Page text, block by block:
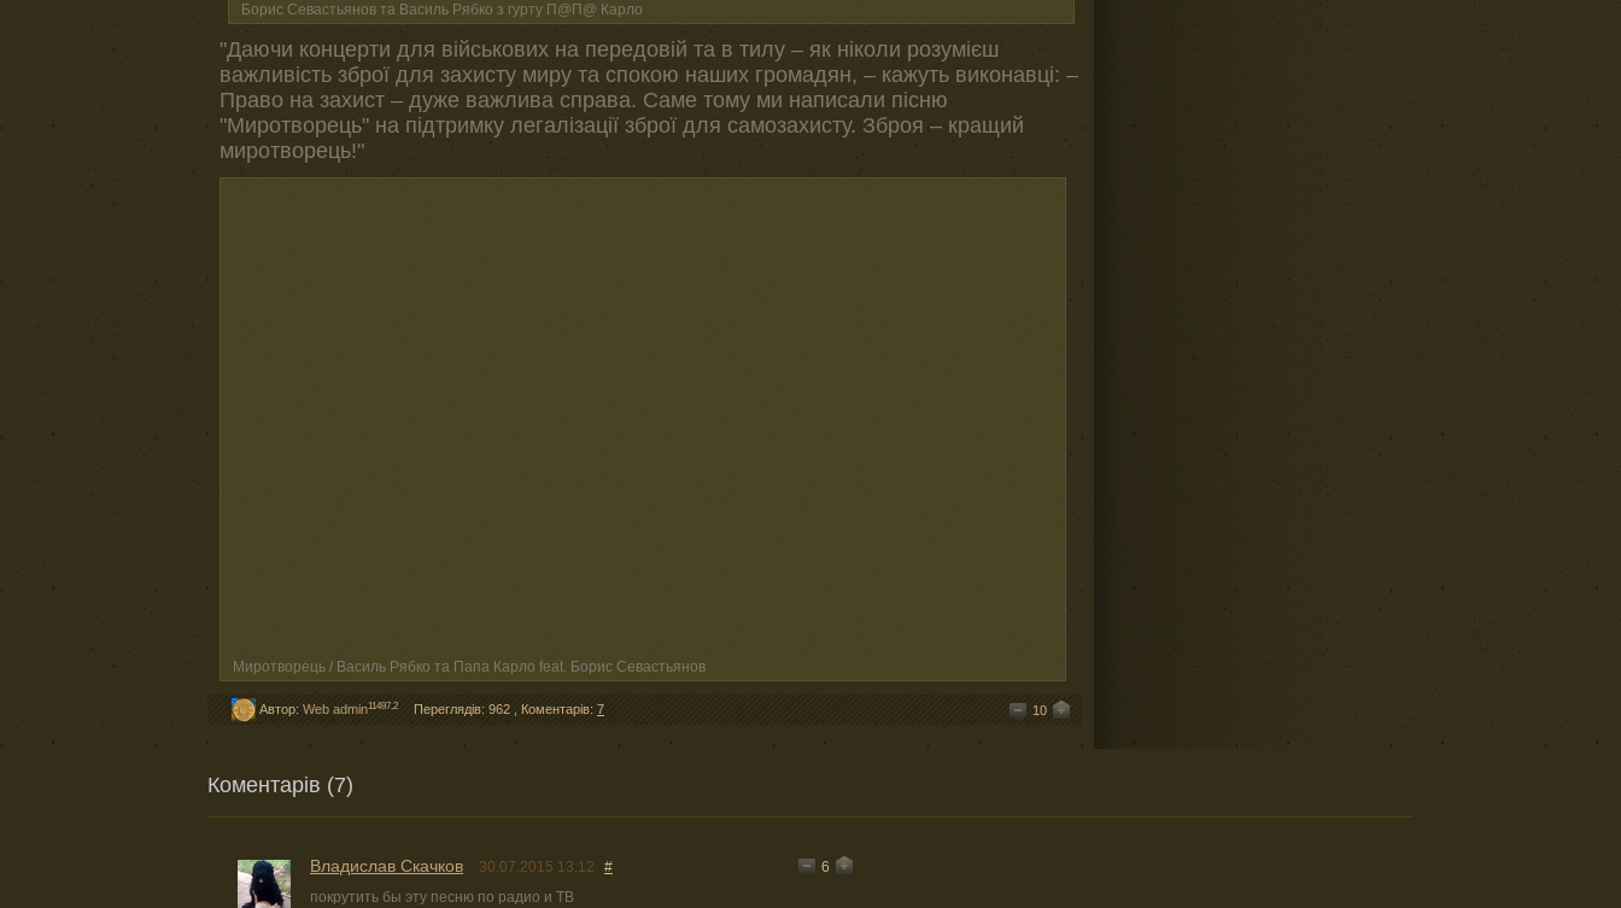
Борис Севастьянов та Василь Рябко з гурту П@П@ Карло
"Даючи концерти для військових на передовій та в тилу – як ніколи розумієш
важливість зброї для захисту миру та спокою наших громадян, – кажуть виконавці: –
Право на захист – дуже важлива справа. Саме тому ми написали пісню
"Миротворець" на підтримку легалізації зброї для самозахисту. Зброя – кращий
миротворець!"
Миротворець / Василь Рябко та Папа Карло feat. Борис Севастьянов
Автор: Web admin11497,2 Переглядів: 962 Коментарів: 7 10
Коментарів (7)
Владислав Скачков 30.07.2015 13:12 #
6
покрутить бы эту песню по радио и ТВ